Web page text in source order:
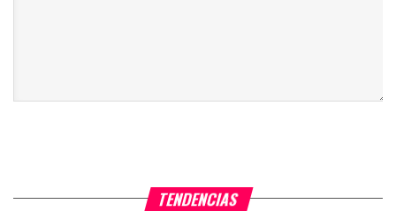
TENDENCIAS